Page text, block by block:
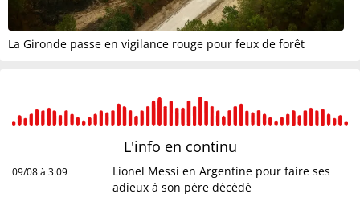
La Gironde passe en vigilance rouge pour feux de forêt
L'info en continu
09/08 à 3:09
Lionel Messi en Argentine pour faire ses
adieux à son père décédé